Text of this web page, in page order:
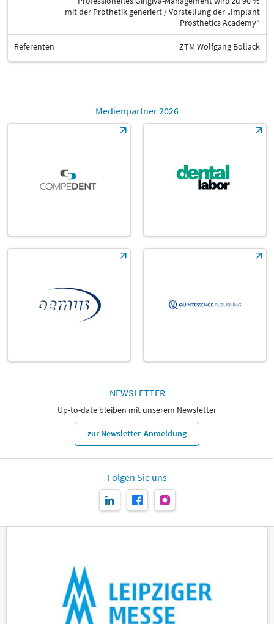
mit der Prothetik generiert / Vorstellung der „Implant
Prosthetics Academy“
Referenten ZTM Wolfgang Bollack
Medienpartner 2026
NEWSLETTER
Up-to-date bleiben mit unserem Newsletter
zur Newsletter-Anmeldung
Folgen Sie uns